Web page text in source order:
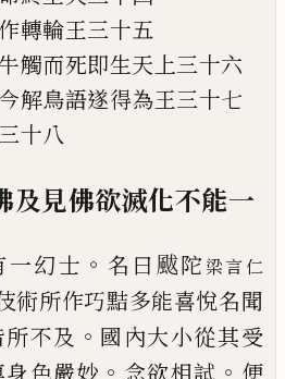
轉輪王三十五
觸而死即生天 上三十六
解鳥語遂得為王三十七
十八
及見佛欲滅化不能一
一幻士 。 名曰颰陀梁言仁
術所作巧黠多能喜悅名聞
不及 。 國內大小從其受
色嚴妙 。 念欲相試 。 便